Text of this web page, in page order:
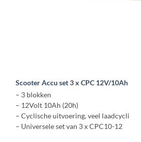
Scooter Accu set 3 x CPC 12V/10Ah
– 3 blokken
– 12Volt 10Ah (20h)
– Cyclische uitvoering, veel laadcycli
– Universele set van 3 x CPC10-12